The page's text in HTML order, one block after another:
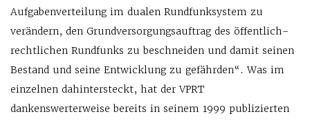
Aufgabenverteilung im dualen Rundfunksystem zu
verändern, den Grundversorgungsauftrag des öffentlich-
rechtlichen Rundfunks zu beschneiden und damit seinen
Bestand und seine Entwicklung zu gefährden“. Was im
einzelnen dahintersteckt, hat der VPRT
dankenswerterweise bereits in seinem 1999 publizierten